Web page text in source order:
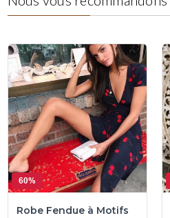
60%
Robe Fendue à Motifs